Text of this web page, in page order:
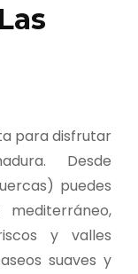
para disfrutar
Desde
puedes
y valles
suaves y